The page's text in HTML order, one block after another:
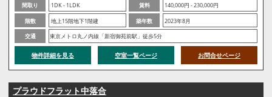
間取り
1DK - 1LDK 賃料
140,000円 - 230,000円
階数
地上15階地下1階建 築年数
2023年8月
交通
東京メトロ丸ノ内線「新宿御苑前駅」徒歩5分
物件詳細を見る 空室一覧ページ お問合せページ
プラウドフラット中落合